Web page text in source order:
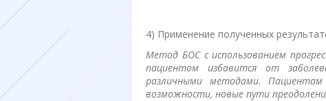
4) Применение полученных
Метод БОС с использованием
пациентом избавится от
различными методами.
возможности, новые пути